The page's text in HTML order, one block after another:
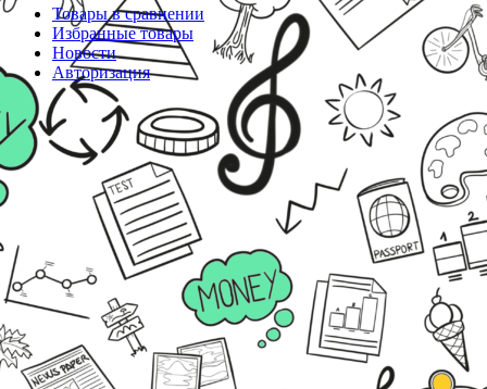
Товары в сравнении
Избранные товары
Новости
Авторизация